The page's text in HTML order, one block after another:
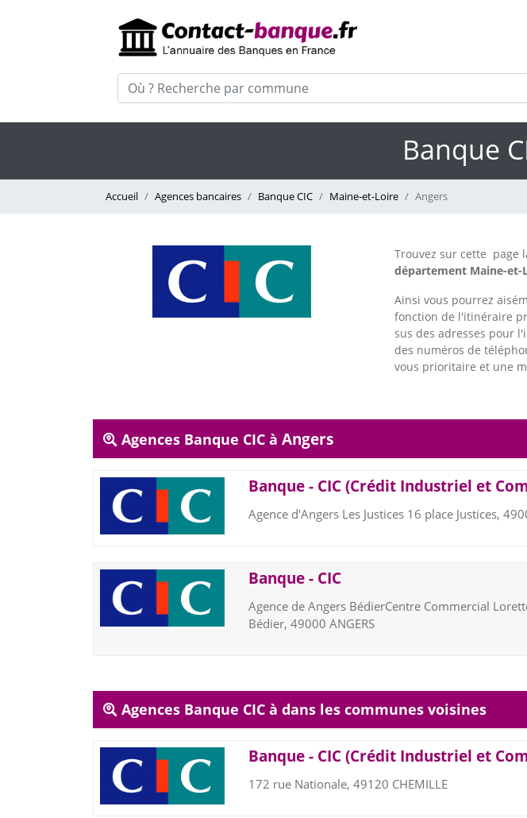
Banque
Accueil Agences bancaires Banque CIC Maine-et-Loire Angers
Trouvez sur cette page
département Maine-et-
Ainsi vous pourrez
fonction de l'itinéraire
sus des adresses pour
des numéros de
vous prioritaire et une
Agences Banque CIC à Angers
Banque - CIC (Crédit Industriel et
Agence d'Angers Les Justices 16 place Justices,
Banque - CIC
Agence de Angers BédierCentre Commercial
Bédier, 49000 ANGERS
Agences Banque CIC à dans les communes voisines
Banque - CIC (Crédit Industriel et
172 rue Nationale, 49120 CHEMILLE